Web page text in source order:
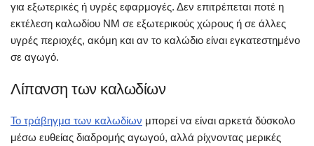
για εξωτερικές ή υγρές εφαρμογές. Δεν επιτρέπεται ποτέ η
εκτέλεση καλωδίου NM σε εξωτερικούς χώρους ή σε άλλες
υγρές περιοχές, ακόμη και αν το καλώδιο είναι εγκατεστημένο
σε αγωγό.
Λίπανση των καλωδίων
Το τράβηγμα των καλωδίων μπορεί να είναι αρκετά δύσκολο
μέσω ευθείας διαδρομής αγωγού, αλλά ρίχνοντας μερικές